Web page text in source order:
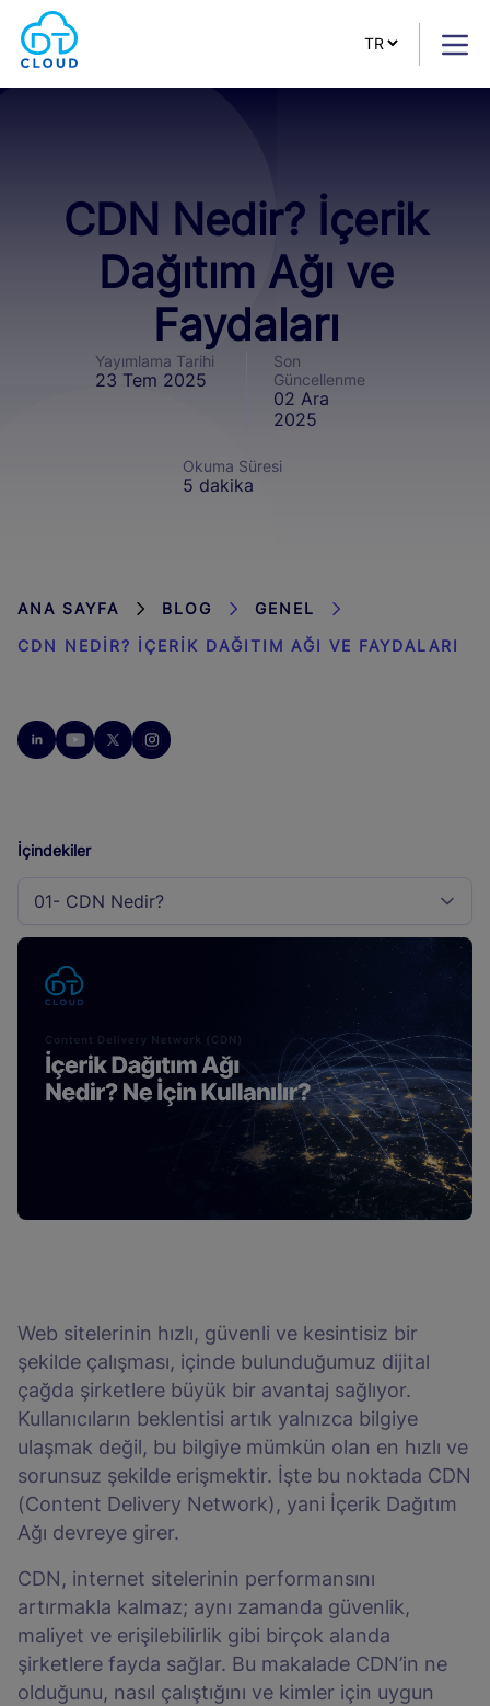
CDN Nedir? İçerik
Dağıtım Ağı ve
Faydaları
Yayımlama Tarihi
23 Tem 2025
Son
Güncellenme
02 Ara
2025
Okuma Süresi
5 dakika
ANA SAYFA BLOG
GENEL
CDN NEDIR? İÇERIK DAĞITIM AĞI VE FAYDALARI
İçindekiler
01- CDN Nedir?
Web sitelerinin hızlı, güvenli ve kesintisiz bir
şekilde çalışması, içinde bulunduğumuz dijital
çağda şirketlere büyük bir avantaj sağlıyor.
Kullanıcıların beklentisi artık yalnızca bilgiye
ulaşmak değil, bu bilgiye mümkün olan en hızlı ve
sorunsuz şekilde erişmektir. İşte bu noktada CDN
(Content Delivery Network), yani İçerik Dağıtım
Ağı devreye girer.
CDN, internet sitelerinin performansını
artırmakla kalmaz; aynı zamanda güvenlik,
maliyet ve erişilebilirlik gibi birçok alanda
şirketlere fayda sağlar. Bu makalade CDN’in ne
olduğunu, nasıl çalıştığını ve kimler için uygun